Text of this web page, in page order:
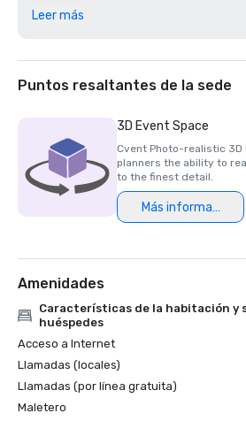
Ganador del premio Travellers'
Mejor hotel/resort de 2020 - Napa
Premio Travellers' Choice 2020 -
Katie Dellich, profesional del año de la
Certificado de excelencia de
Premio Readers' Choice 2018 y 2019
Traveler
Premios Platinum Choice 2016 y
Leer más
Puntos resaltantes de la sede
3D Event Space
Cvent Photo-realistic 3D
planners the ability to
to the finest detail.
Más información
Amenidades
Características de la habitación y
huéspedes
Acceso a Internet
Llamadas (locales)
Llamadas (por línea gratuita)
Maletero